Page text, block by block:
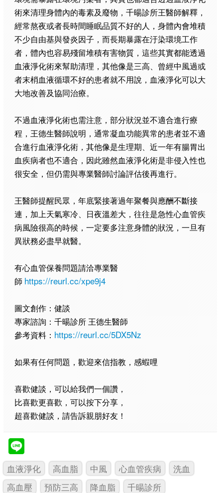
術來清理身體內的毒素及廢物，千暘診所王醫師解釋，
經常熬夜或者長時間睡眠品質不好的人，身體內會堆積
不少自由基與發炎因子，而長期暴露在汙染環境工作
者，體內也容易殘留堆積有害物質，這些其實都能透過
血液淨化術來幫助清理，其他像是三高、曾經中風過或
者末梢血液循環不好的患者就不用說，血液淨化可以大
大地改善及協同治療。
不過血液淨化術也需注意，部分狀況並不適合進行療
程，王德生醫師說明，通常凝血功能異常的患者並不適
合進行血液淨化術，其他像是生理期、近一年有腸胃出
血疾病者也不適合，因此雖然血液淨化術是非侵入性也
很安全，但仍需與專業醫師討論評估後再進行。
王醫師提醒民眾，年底緊接著過年聚餐與應酬不斷接
連，加上天氣寒冷、日夜溫差大，往往是急性心血管疾
病風險很高的時候，一定要多注意身體的狀況，一旦有
異狀務必盡早就醫。
有心血管保養問題請洽專業醫
師 https://reurl.cc/xpe9j4
圖文創作：健談
專家諮詢：千暘診所 王德生醫師
參考資料： https://reurl.cc/5DX5Nz
如果有任何問題，歡迎來信指教，感蝦哩
喜歡健談，可以給我們一個讚，
比喜歡更喜歡，可以按下分享，
超喜歡健談，請告訴親朋好友！
血液淨化 高血脂 中風 心血管疾病
洗血
高血壓
預防三高 降血脂 千暘診所